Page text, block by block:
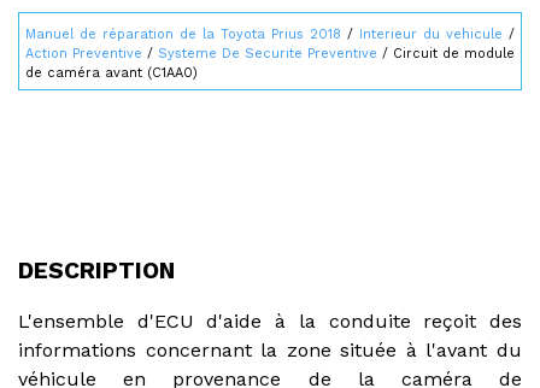
Manuel de réparation de la Toyota Prius 2018 / Interieur du vehicule /
Action Preventive / Systeme De Securite Preventive / Circuit de module
de caméra avant (C1AA0)
DESCRIPTION
L'ensemble d'ECU d'aide à la conduite reçoit des
informations concernant la zone située à l'avant du
véhicule en provenance de la caméra de